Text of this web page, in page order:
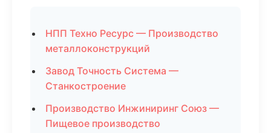
НПП Техно Ресурс — Производство
металлоконструкций
Завод Точность Система —
Станкостроение
Производство Инжиниринг Союз —
Пищевое производство